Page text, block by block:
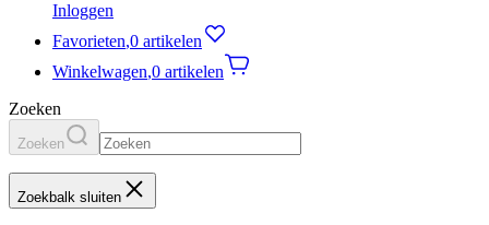
Inloggen
Favorieten,0 artikelen
Winkelwagen,0 artikelen
Zoeken
Zoeken
Zoekbalk sluiten